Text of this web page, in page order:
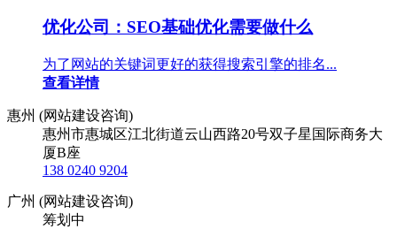
优化公司：SEO基础优化需要做什么
为了网站的关键词更好的获得搜索引擎的排名...
查看详情
惠州 (网站建设咨询)
惠州市惠城区江北街道云山西路20号双子星国际商务大
厦B座
138 0240 9204
广州 (网站建设咨询)
筹划中